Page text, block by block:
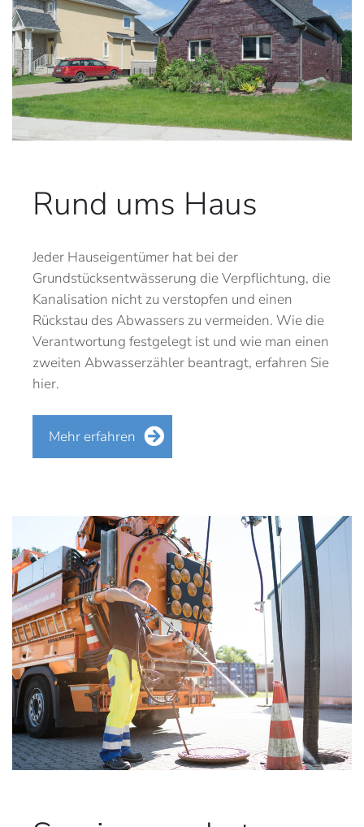
Rund ums Haus
Jeder Hauseigentümer hat bei der
Grundstücksentwässerung die Verpflichtung, die
Kanalisation nicht zu verstopfen und einen
Rückstau des Abwassers zu vermeiden. Wie die
Verantwortung festgelegt ist und wie man einen
zweiten Abwasserzähler beantragt, erfahren Sie
hier.
Mehr erfahren